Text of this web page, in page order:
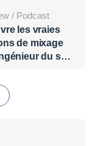
/ Podcast
les vraies
de mixage
du son